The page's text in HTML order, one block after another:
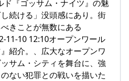
ド『ゴッサム・ナイツ』の魅
続ける」没頭感にあり。街
きことが無数にある
10 12:10オープンワール
紹介。、広大なオープンワ
サム・シティを舞台に、強
ない犯罪との戦いを描いた